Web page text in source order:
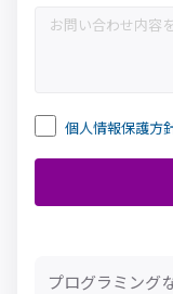
個人情報保護方
プログラミング